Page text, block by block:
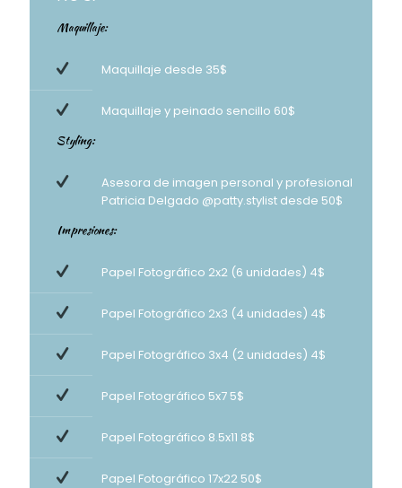
Maquillaje:
Maquillaje desde 35$
Maquillaje y peinado sencillo 60$
Styling:
Asesora de imagen personal y profesional
Patricia Delgado @patty.stylist desde 50$
Impresiones:
Papel Fotográfico 2x2 (6 unidades) 4$
Papel Fotográfico 2x3 (4 unidades) 4$
Papel Fotográfico 3x4 (2 unidades) 4$
Papel Fotográfico 5x7 5$
Papel Fotográfico 8.5x11 8$
Papel Fotográfico 17x22 50$